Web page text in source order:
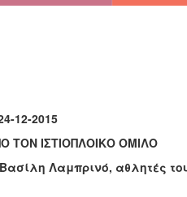
ΤΟΝ ΙΣΤΙΟΠΛΟΙΚΟ ΟΜΙΛΟ
Λαμπρινό, αθλητές